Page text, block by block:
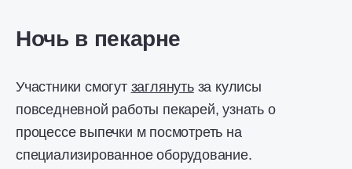
Ночь в пекарне
Участники смогут заглянутьза кулисы
повседневной работы пекарей, узнать о
процессе выпечки м посмотреть на
специализированное оборудование.